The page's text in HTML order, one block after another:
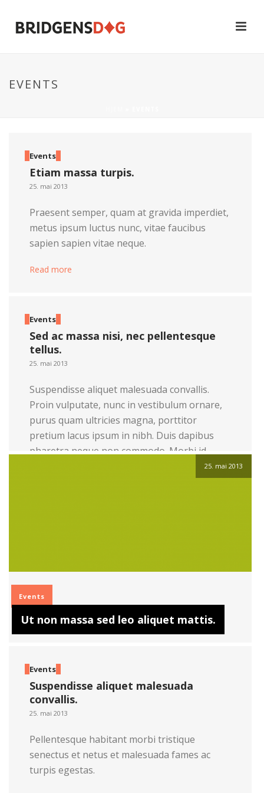
EVENTS
Events
Etiam massa turpis.
25. mai 2013
Praesent semper, quam at gravida imperdiet,
metus ipsum luctus nunc, vitae faucibus
sapien sapien vitae neque.
Read more
Events
Sed ac massa nisi, nec pellentesque
tellus.
25. mai 2013
Suspendisse aliquet malesuada convallis.
Proin vulputate, nunc in vestibulum ornare,
purus quam ultricies magna, porttitor
pretium lacus ipsum in nibh. Duis dapibus
pharetra neque non commodo. Morbi id
posuere nulla. Quisque fringilla quam quis
lorem gravida faucibus. Nulla arcu quam,
25. mai 2013
Events
Ut non massa sed leo aliquet mattis.
Events
Suspendisse aliquet malesuada
convallis.
25. mai 2013
Pellentesque habitant morbi tristique
senectus et netus et malesuada fames ac
turpis egestas.